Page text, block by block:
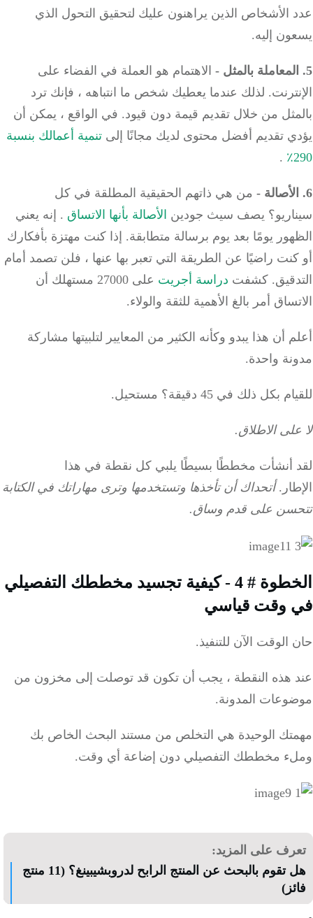
الأشخاص الذين يراهنون عليك لتحقيق التحول الذي
إليه.
الاهتمام هو العملة في الفضاء على
لذلك عندما يعطيك شخص ما انتباهه ، فإنك ترد
من خلال تقديم قيمة دون قيود.في الواقع ، يمكن أن
تقديم أفضل محتوى لديك مجانًا إلى تنمية أعمالك بنسبة
.
من هي ذاتهم الحقيقية المطلقة في كل
يصف سيث جودينالأصالة بأنها الاتساق.إنه يعني
يومًا بعد يوم برسالة متطابقة.إذا كنت مهتزة بأفكارك
راضيًا عن الطريقة التي تعبر بها عنها ، فلن تصمد أمام
كشفتدراسة أجريت
على 27000 مستهلك أن
أمر بالغ الأهمية للثقة والولاء.
أن هذا يبدو وكأنه الكثير من المعايير لتلبيتها مشاركة
واحدة.
بكل ذلك في 45 دقيقة؟ مستحيل.
الاطلاق.
أنشأت مخططًا بسيطًا يلبي كل نقطة في هذا
أتحداك أن تأخذها وتستخدمها وترى مهاراتك في الكتابة
على قدم وساق.
الخطوة # 4 - كيفية تجسيد مخططك التفصيلي
وقت قياسي
الوقت الآن للتنفيذ.
هذه النقطة ، يجب أن تكون قد توصلت إلى مخزون من
المدونة.
الوحيدة هي التخلص من مستند البحث الخاص بك
مخططك التفصيلي دون إضاعة أي وقت.
على المزيد:
هل تقوم بالبحث عن المنتج الرابح لدروبشيبينغ؟ (11 منتج